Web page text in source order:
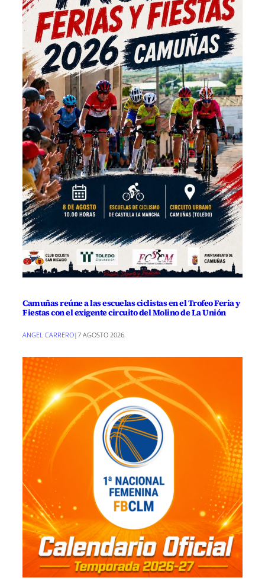
Camuñas reúne a las escuelas ciclistas en el Trofeo Feria y
Fiestas con el exigente circuito del Molino de La Unión
ANGEL CARRERO|7 AGOSTO 2026